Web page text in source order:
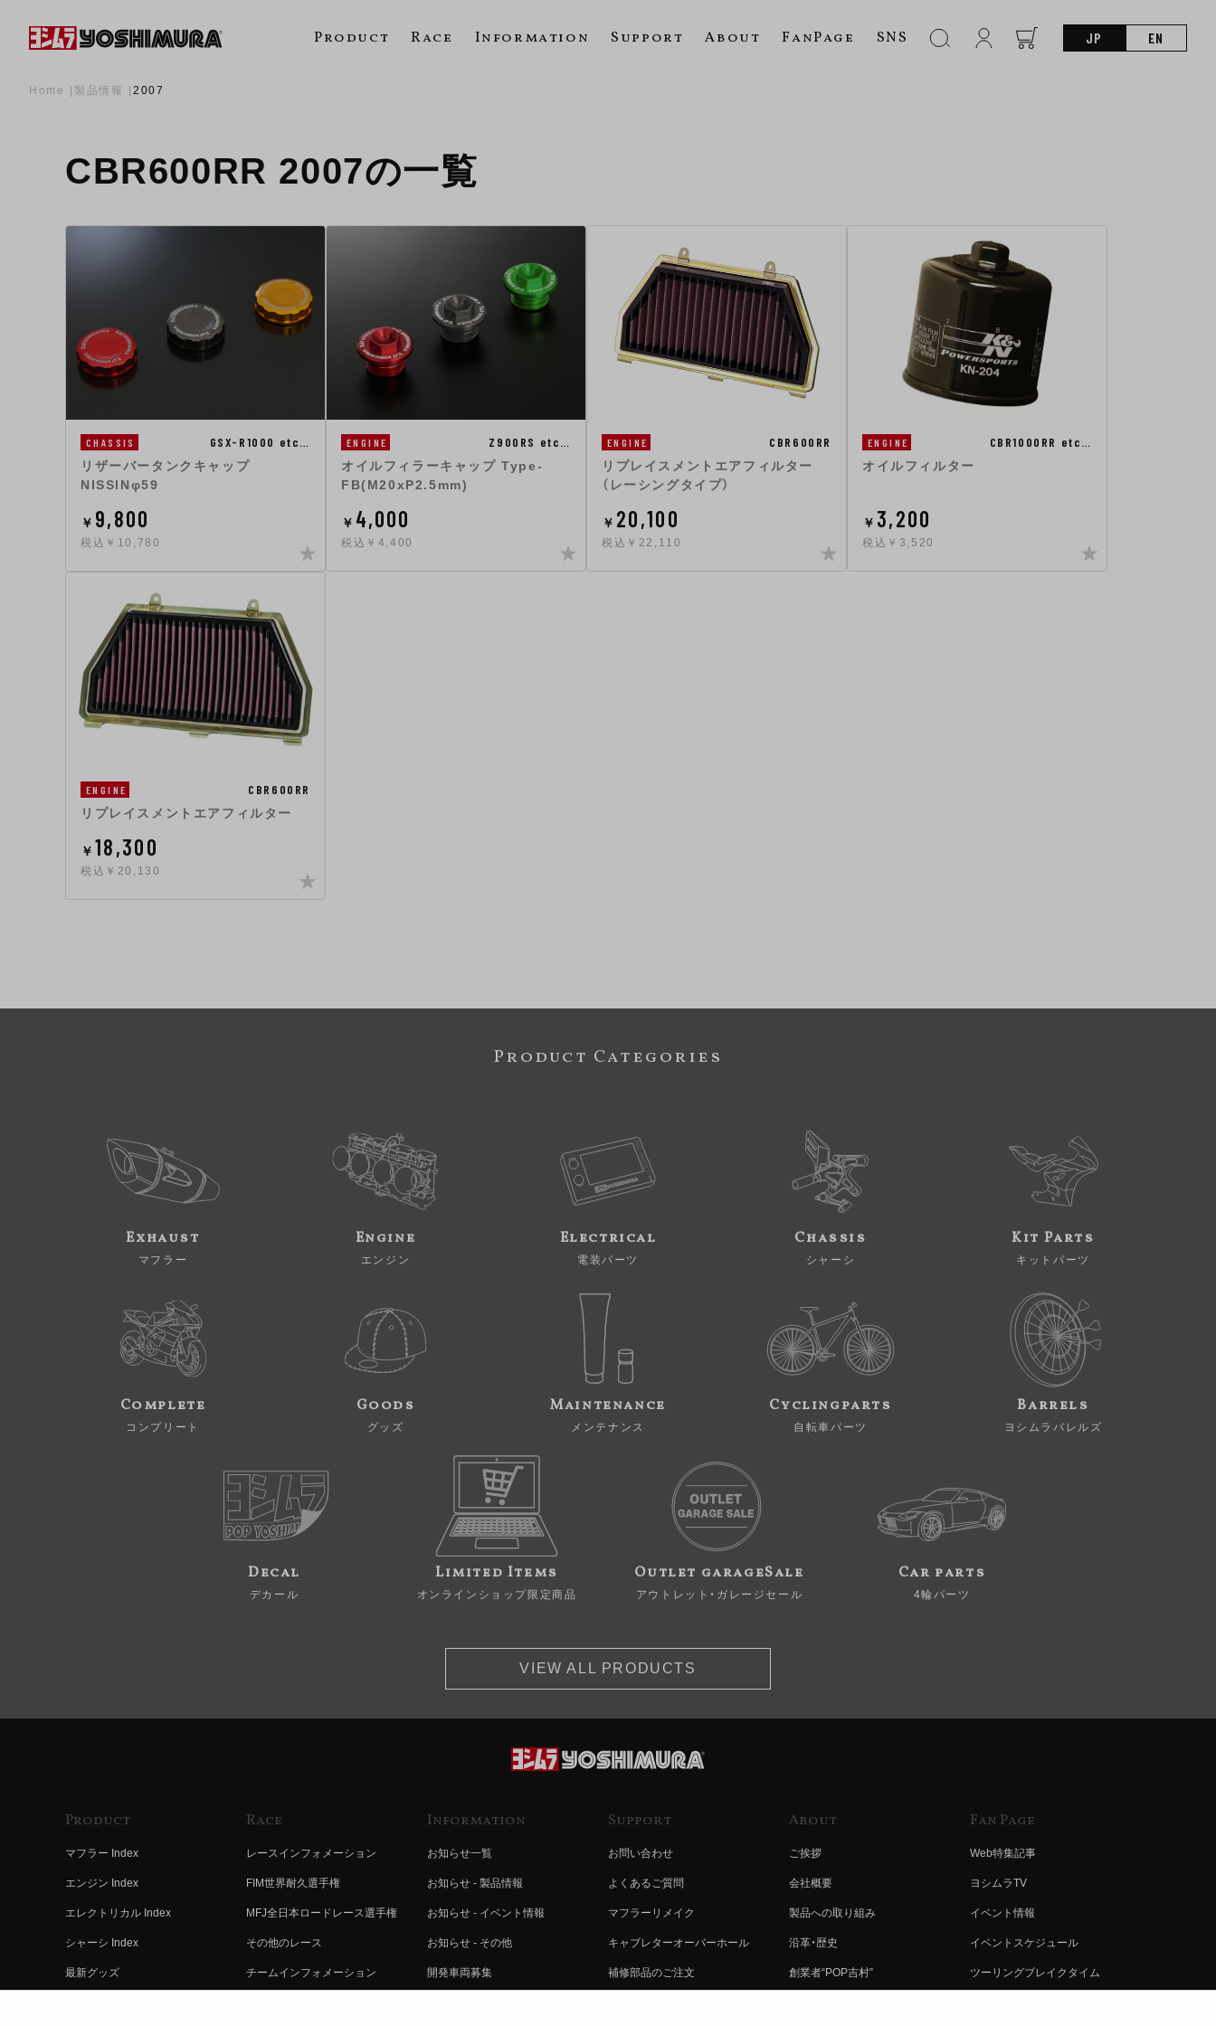
Product Race Information Support About FanPage SNS JP EN
Home 製品情報 2007
CBR600RR 2007の一覧
CHASSIS GSX-R1000 etc…
リザーバータンクキャップ
NISSINφ59
￥ 9,800
税込￥10,780
ENGINE Z900RS etc…
オイルフィラーキャップ Type-
FB(M20xP2.5mm)
￥ 4,000
税込￥4,400
ENGINE CBR600RR
リプレイスメントエアフィルター
（レーシングタイプ）
￥ 20,100
税込￥22,110
ENGINE CBR1000RR etc…
オイルフィルター
￥ 3,200
税込￥3,520
ENGINE CBR600RR
リプレイスメントエアフィルター
￥ 18,300
税込￥20,130
Product Categories
Exhaust
マフラー
Engine
エンジン
Electrical
電装パーツ
Chassis
シャーシ
Kit Parts
キットパーツ
Complete
コンプリート
Goods
グッズ
Maintenance
メンテナンス
Cyclingparts
自転車パーツ
Barrels
ヨシムラバレルズ
Decal
デカール
Limited Items
オンラインショップ限定商品
Outlet garageSale
アウトレット・ガレージセール
Car parts
4輪パーツ
VIEW ALL PRODUCTS
Product
マフラー Index
エンジン Index
エレクトリカル Index
シャーシ Index
最新グッズ
Race
レースインフォメーション
FIM世界耐久選手権
MFJ全日本ロードレース選手権
その他のレース
チームインフォメーション
Information
お知らせ一覧
お知らせ - 製品情報
お知らせ - イベント情報
お知らせ - その他
開発車両募集
Support
お問い合わせ
よくあるご質問
マフラーリメイク
キャブレターオーバーホール
補修部品のご注文
About
ご挨拶
会社概要
製品への取り組み
沿革・歴史
創業者“POP吉村”
Fan Page
Web特集記事
ヨシムラTV
イベント情報
イベントスケジュール
ツーリングブレイクタイム